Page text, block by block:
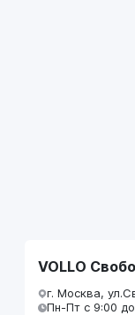
VOLLO
г. Москва,
Пн-Пт с 9:00